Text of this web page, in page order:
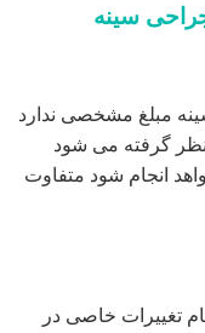
سینه
مبلغ مشخصی ندارد
نظر گرفته می شود
انجام شود متفاوت
تغییرات خاصی در